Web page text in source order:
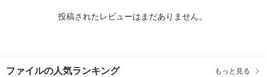
投稿されたレビューはまだありません。
ファイルの人気ランキング もっと見る